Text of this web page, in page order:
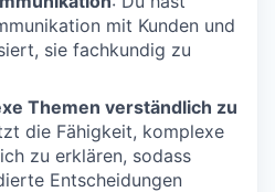
mit Kunden und
sie fachkundig zu
Themen verständlich zu
die Fähigkeit, komplexe
zu erklären, sodass
Entscheidungen